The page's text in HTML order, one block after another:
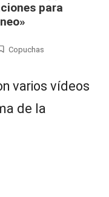
para
Copuchas
varios vídeos
de la